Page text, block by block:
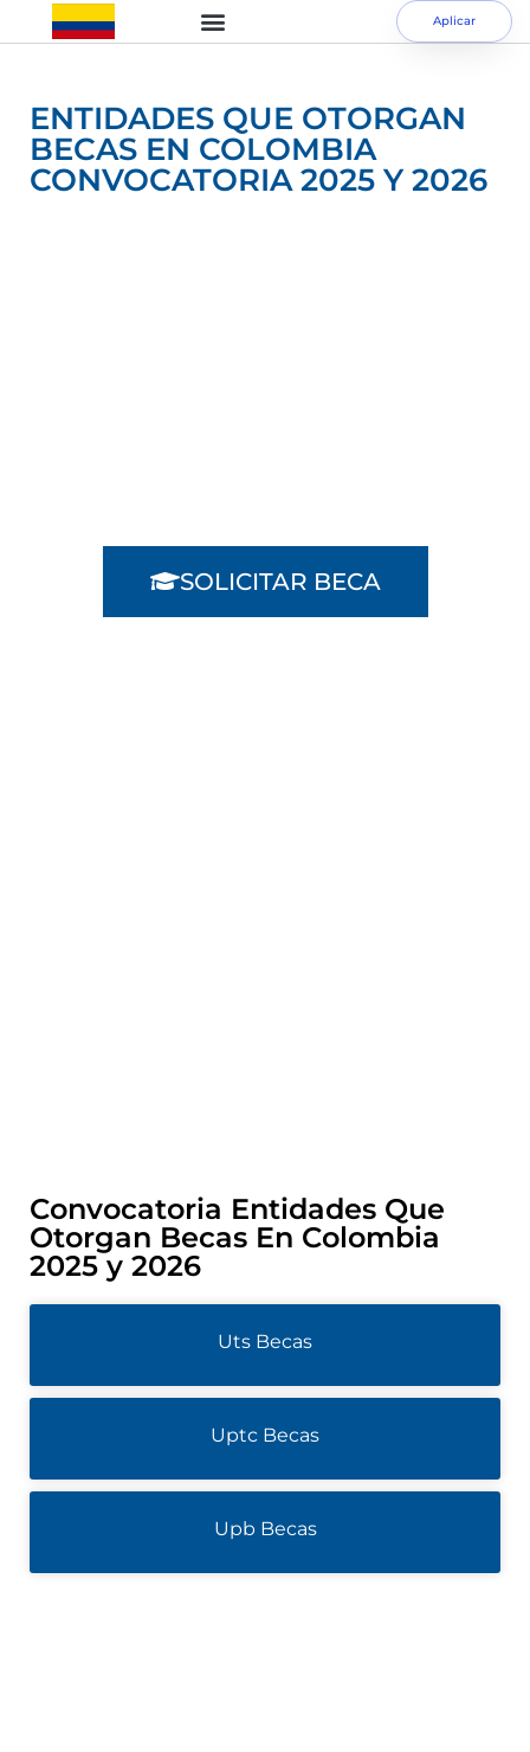
Aplicar
ENTIDADES QUE OTORGAN
BECAS EN COLOMBIA
CONVOCATORIA 2025 Y 2026
SOLICITAR BECA
Convocatoria Entidades Que
Otorgan Becas En Colombia
2025 y 2026
Uts Becas
Uptc Becas
Upb Becas